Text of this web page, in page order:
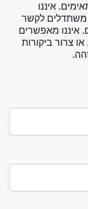
איננו
משתדלים לקשר
איננו מאפשרים
צרור ביקורות